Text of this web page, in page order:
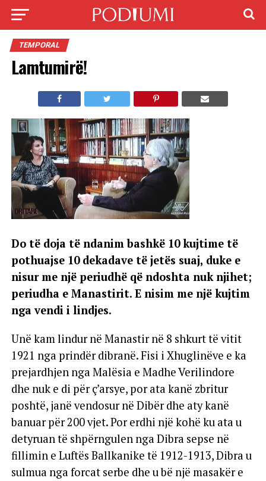
TEMPORAL
Lamtumirë!
Do të doja të ndanim bashkë 10 kujtime të
pothuajse 10 dekadave të jetës suaj, duke e
nisur me një periudhë që ndoshta nuk njihet;
periudha e Manastirit. E nisim me një kujtim
nga vendi i lindjes.
Unë kam lindur në Manastir në 8 shkurt të vitit
1921 nga prindër dibranë. Fisi i Xhuglinëve e ka
prejardhjen nga Malësia e Madhe Verilindore
dhe nuk e di për ç’arsye, por ata kanë zbritur
poshtë, janë vendosur në Dibër dhe aty kanë
banuar për 200 vjet. Por erdhi një kohë ku ata u
detyruan të shpërngulen nga Dibra sepse në
fillimin e Luftës Ballkanike të 1912-1913, Dibra u
sulmua nga forcat serbe dhe u bë një masakër e